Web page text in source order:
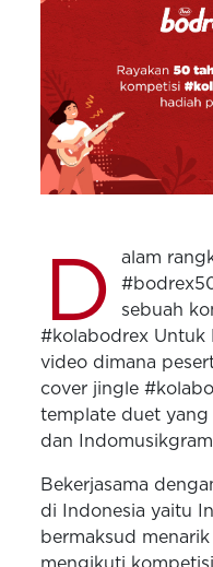
D
alam
sebuah
#kolabodrex Untuk
video dimana
cover jingle
template duet
dan
Bekerjasama
di Indonesia yaitu
bermaksud